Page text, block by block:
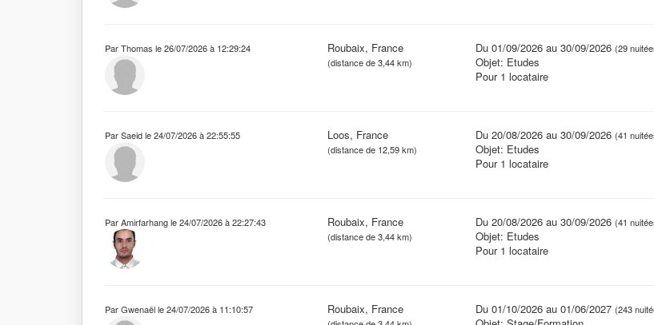
Par Thomas le 26/07/2026 à 12:29:24 Roubaix, France
(distance de 3,44 km)
Du 01/09/2026 au 30/09/2026 (29
Objet: Etudes
Pour 1 locataire
Par Saeid le 24/07/2026 à 22:55:55 Loos, France
(distance de 12,59 km)
Du 20/08/2026 au 30/09/2026 (41
Objet: Etudes
Pour 1 locataire
Par Amirfarhang le 24/07/2026 à 22:27:43 Roubaix, France
(distance de 3,44 km)
Du 20/08/2026 au 30/09/2026 (41
Objet: Etudes
Pour 1 locataire
Par Gwenaël le 24/07/2026 à 11:10:57 Roubaix, France Du 01/10/2026 au 01/06/2027 (243